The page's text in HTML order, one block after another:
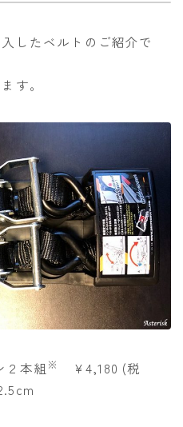
したベルトのご紹介で
す。
２本組 ※
¥4,180 (税